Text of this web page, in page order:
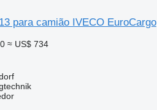
para camião IVECO EuroCargo
≈ US$ 734